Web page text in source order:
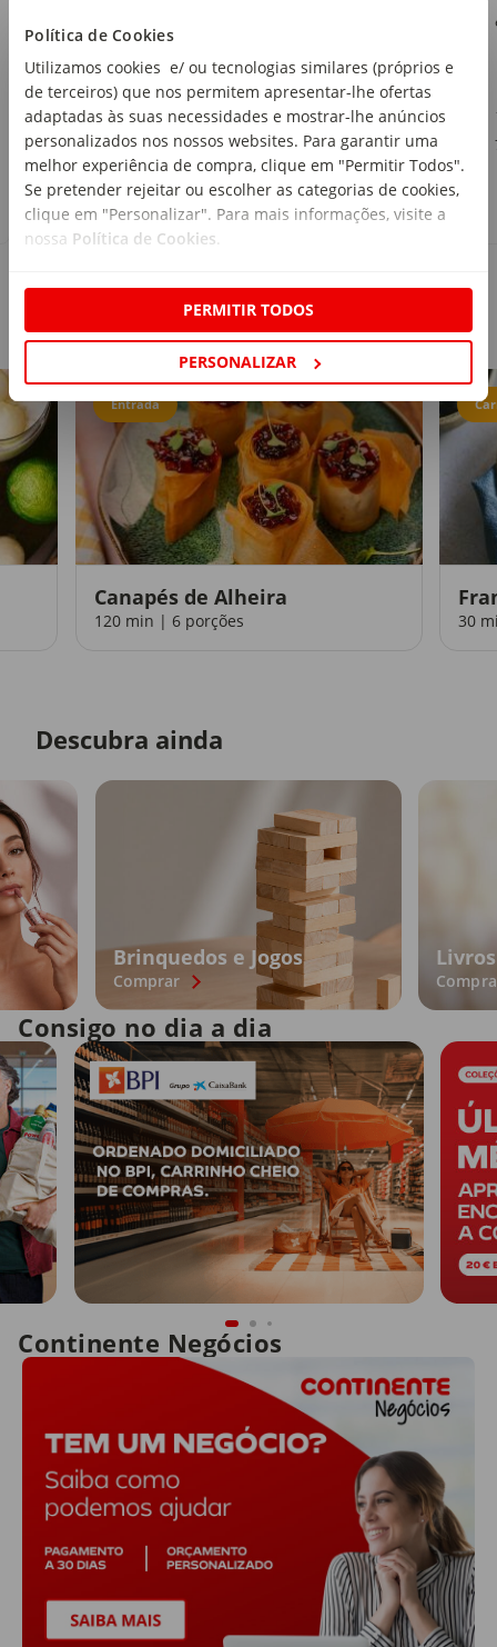
Política de Cookies
Utilizamos cookies e/ ou tecnologias similares (próprios e
de terceiros) que nos permitem apresentar-lhe ofertas
adaptadas às suas necessidades e mostrar-lhe anúncios
personalizados nos nossos websites. Para garantir uma
melhor experiência de compra, clique em "Permitir Todos".
Se pretender rejeitar ou escolher as categorias de cookies,
clique em "Personalizar". Para mais informações, visite a
nossa Política de Cookies
PERMITIR TODOS
PERSONALIZAR
1 ,79€
7,16€/kg
Receitas
Entrada
Canapés de Alheira
120 min | 6 porções 30
Descubra ainda
Brinquedos e Jogos
Comprar
Livros
Consigo no dia a dia
Continente Negócios